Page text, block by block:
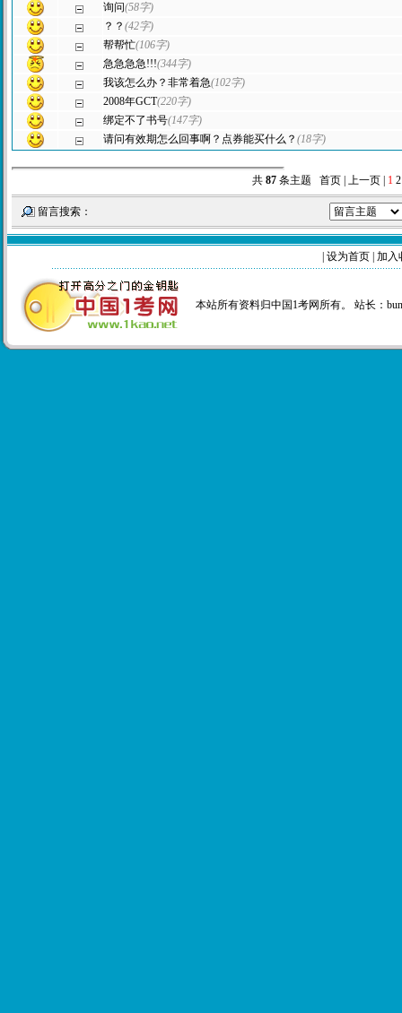
询问(58字)
？？ (42字)
帮帮忙(106字)
急急急急!!!(344字)
我该怎么办？非常着急(102字)
2008年GCT(220字)
绑定不了书号(147字)
请问有效期怎么回事啊？点券能买什么？ (18字)
共 87 条主题 首页 | 上一页 | 1 2
留言搜索：
设为首页 加入
本站所有资料归中国1考网所有。 站长：